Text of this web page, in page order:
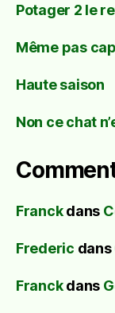
Potager 2 le
Même pas cap
Haute saison
Non ce chat
Franckdans
Frederic dans
Franckdans